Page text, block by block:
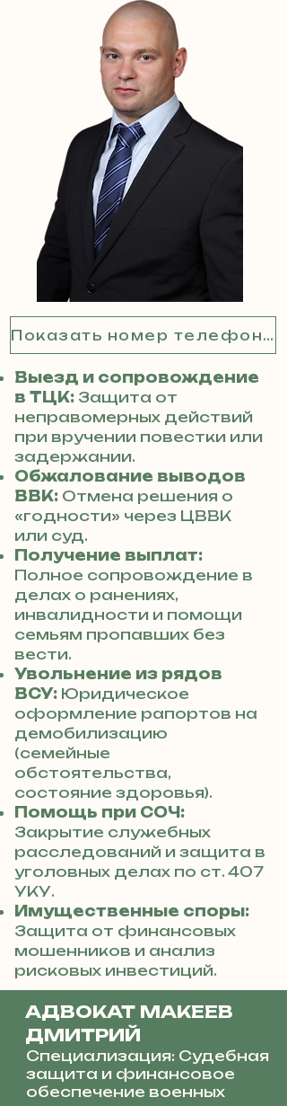
Показать номер телефона
Выезд и сопровождение
в ТЦК: Защита от
неправомерных действий
при вручении повестки или
задержании.
Обжалование выводов
ВВК: Отмена решения о
«годности» через ЦВВК
или суд.
Получение выплат:
Полное сопровождение в
делах о ранениях,
инвалидности и помощи
семьям пропавших без
вести.
Увольнение из рядов
ВСУ: Юридическое
оформление рапортов на
демобилизацию
(семейные
обстоятельства,
состояние здоровья).
Помощь при СОЧ:
Закрытие служебных
расследований и защита в
уголовных делах по ст. 407
УКУ.
Имущественные споры:
Защита от финансовых
мошенников и анализ
рисковых инвестиций.
АДВОКАТ МАКЕЕВ
ДМИТРИЙ
Специализация: Судебная
защита и финансовое
обеспечение военных